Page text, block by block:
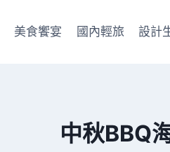
美食饗宴 國內輕旅 設計
中秋BBQ